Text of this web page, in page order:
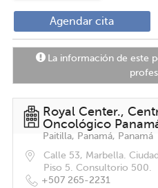
Agendar cita
La información de este
Royal Center.,
Oncológico
Paitilla, Panamá, Panamá
Calle 53, Marbella.
Piso 5. Consultorio 500.
+507 265-2231